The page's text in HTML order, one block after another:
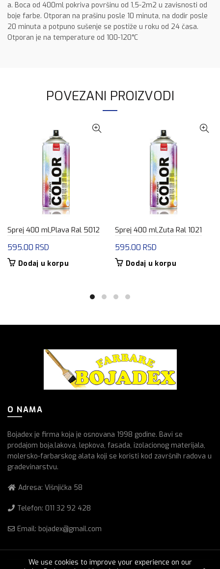
a. Boca od 400ml pokriva površinu od 1,5-2m2 u zavisnosti od
boje farbe. Otporan na prašinu posle 10 minuta, na dodir posle
20 minuta a potpuno sušenje se postiže u roku od 24 časa.
Otporan je na temperature od 100-120°C
POVEZANI PROIZVODI
Sprej 400 ml,Plava Ral 5012
595.00 RSD
Dodaj u korpu
Sprej 400 ml,Zuta Ral 1021
595.00 RSD
Dodaj u korpu
O NAMA
Bojadex je firma koja je osnovana 1998 godine. Bavi se
prodajom boja,lakova, lepkova, fasada, izolacionog materijala,
molersko-farbarskog alata koji se koristi kod završnih radova u
gradevinarstvu.
Adresa: Višnjička 58
Telefon: 011 32 92 428
Email: bojadex@gmail.com
We use cookies to improve your experience on our